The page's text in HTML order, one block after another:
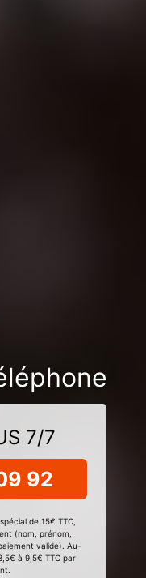
7/7
92
de 15€ TTC,
(nom, prénom,
valide). Au-
à 9,5€ TTC par